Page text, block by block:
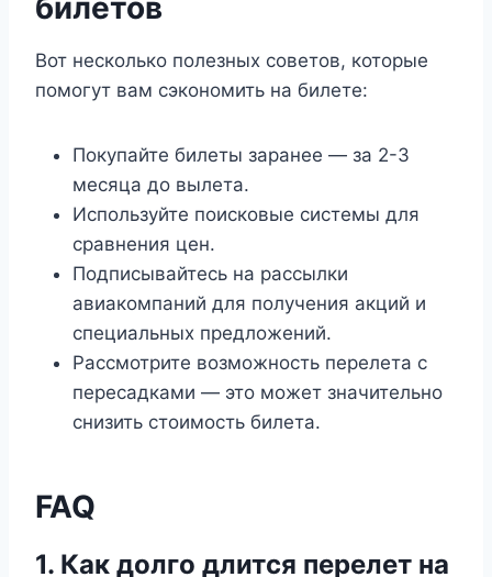
билетов
Вот несколько полезных советов, которые
помогут вам сэкономить на билете:
Покупайте билеты заранее — за 2-3
месяца до вылета.
Используйте поисковые системы для
сравнения цен.
Подписывайтесь на рассылки
авиакомпаний для получения акций и
специальных предложений.
Рассмотрите возможность перелета с
пересадками — это может значительно
снизить стоимость билета.
FAQ
1. Как долго длится перелет на